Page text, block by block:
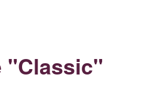
"Classic"